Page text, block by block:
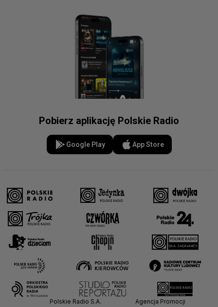
Pobierz aplikację Polskie Radio
Google Play App Store
Polskie Radio S.A.
Agencja Promocji